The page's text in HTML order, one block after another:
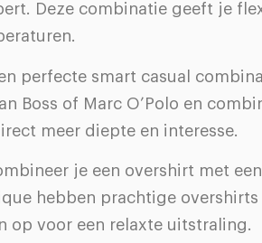
Deze combinatie geeft je
perfecte smart casual
Boss of Marc O’Polo en
meer diepte en interesse.
je een overshirt met
hebben prachtige
op voor een relaxte uitstraling.